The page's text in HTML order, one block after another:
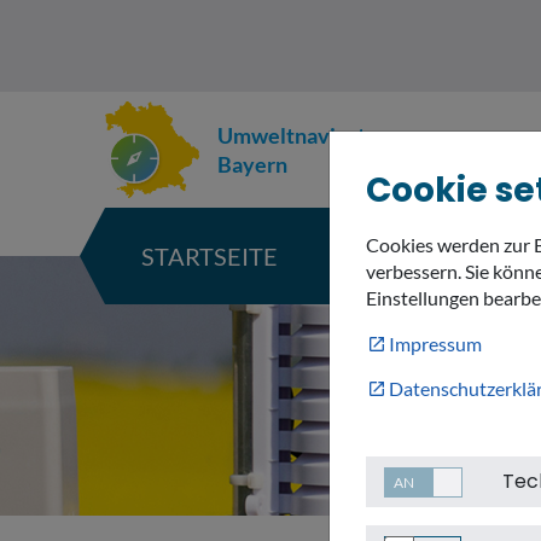
Umweltnavigator
Bayern
STARTSEITE KARTE
Cookie
Cookies werden zur
verbessern. Sie
Einstellungen
Impressum